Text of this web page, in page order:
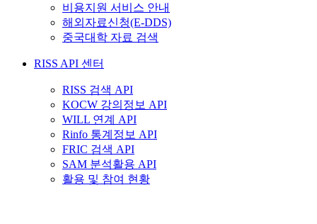
비용지원 서비스 안내
해외자료신청(E-DDS)
중국대학 자료 검색
RISS API 센터
RISS 검색 API
KOCW 강의정보 API
WILL 연계 API
Rinfo 통계정보 API
FRIC 검색 API
SAM 분석활용 API
활용 및 참여 현황